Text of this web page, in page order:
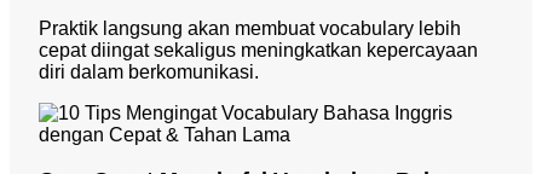
Praktik langsung akan membuat vocabulary lebih
cepat diingat sekaligus meningkatkan kepercayaan
diri dalam berkomunikasi.